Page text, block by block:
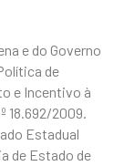
e do Governo
de
e Incentivo à
18.692/2009.
Estadual
de Estado de